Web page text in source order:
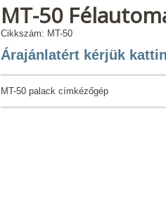
MT-50
Cikkszám: MT-50
Árajánlatért kérjük
MT-50 palack címkézőgép